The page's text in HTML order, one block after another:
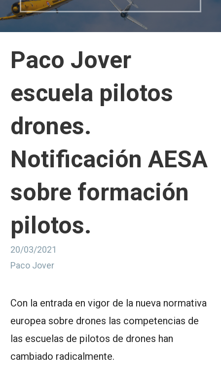
Paco Jover
escuela pilotos
drones.
Notificación AESA
sobre formación
pilotos.
20/03/2021
Paco Jover
Con la entrada en vigor de la nueva normativa
europea sobre drones las competencias de
las escuelas de pilotos de drones han
cambiado radicalmente.